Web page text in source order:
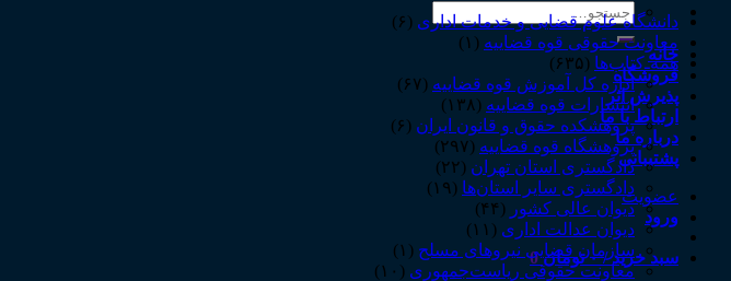
جستجو
برای:
خانه
فروشگاه
پذیرش اثر
ارتباط با ما
درباره ما
پشتیبانی
عضویت
ورود
سبد خرید /۰ تومان 0
دانشگاه علوم قضایی و خدمات اداری (۶)
معاونت حقوقی قوه قضاییه (۱)
همه‌ـ‌کتاب‌ها (۶۳۵)
اداره کل آموزش قوه قضاییه (۶۷)
انتشارات قوه قضاییه (۱۳۸)
پژوهشکده حقوق و قانون ایران (۶)
پژوهشگاه قوه قضاییه (۲۹۷)
دادگستری استان تهران (۲۲)
دادگستری سایر استان‌ها (۱۹)
دیوان عالی کشور (۴۴)
دیوان عدالت اداری (۱۱)
سازمان قضایی نیروهای مسلح (۱)
معاونت حقوقی ریاست‌جمهوری (۱۰)